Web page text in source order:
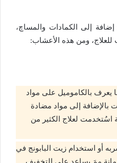
إلى الكمادات والمساچ،
ومن هذه الأعشاب:
يعرف بالكاموميل على مواد
بالإضافة إلى مواد مضادة
لعلاج الكثير من
أو استخدام زيت البابونج في
ممَ يساعد على التخفيف